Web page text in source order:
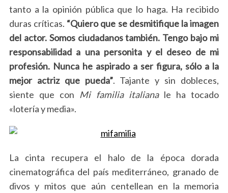
tanto a la opinión pública que lo haga. Ha recibido
duras críticas. “Quiero que se desmitifique la imagen
del actor. Somos ciudadanos también. Tengo bajo mi
responsabilidad a una personita y el deseo de mi
profesión. Nunca he aspirado a ser figura, sólo a la
mejor actriz que pueda”. Tajante y sin dobleces,
siente que con Mi familia italianale ha tocado
«lotería y media».
La cinta recupera el halo de la época dorada
cinematográfica del país mediterráneo, granado de
divos y mitos que aún centellean en la memoria